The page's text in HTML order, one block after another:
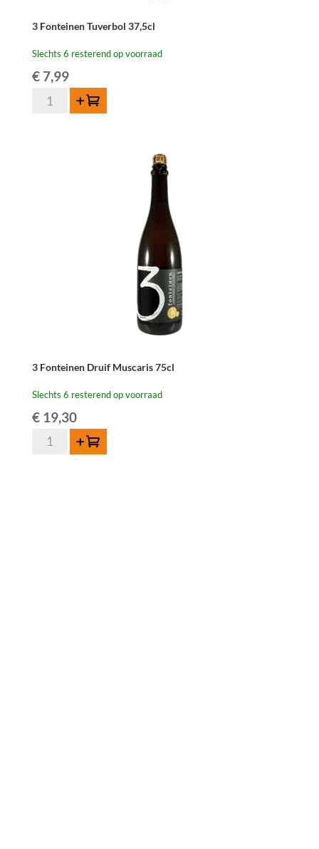
3 Fonteinen Tuverbol 37,5cl
Slechts 6 resterend op voorraad
€7,99
Fonteinen
Toevoegen
3 Fonteinen Druif Muscaris 75cl
Slechts 6 resterend op voorraad
€19,30
Fonteinen
Toevoegen